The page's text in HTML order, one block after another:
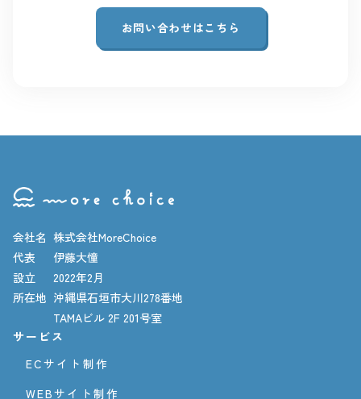
お問い合わせはこちら
会社名 株式会社MoreChoice
代表
伊藤大憧
設立
2022年2月
所在地 沖縄県石垣市大川278番地
TAMAビル 2F 201号室
サービス
ECサイト制作
WEBサイト制作